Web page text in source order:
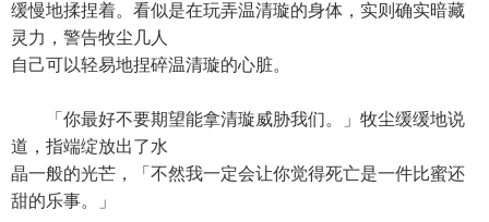
缓慢地揉捏着。看似是在玩弄温清璇的身体，实则确实暗藏
灵力，警告牧尘几人
自己可以轻易地捏碎温清璇的心脏。
「你最好不要期望能拿清璇威胁我们。」牧尘缓缓地说
道，指端绽放出了水
晶一般的光芒，「不然我一定会让你觉得死亡是一件比蜜还
甜的乐事。」